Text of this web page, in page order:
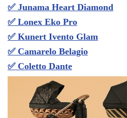
✅ Junama Heart Diamond
✅ Lonex Eko Pro
✅ Kunert Ivento Glam
✅ Camarelo Belagio
✅ Coletto Dante